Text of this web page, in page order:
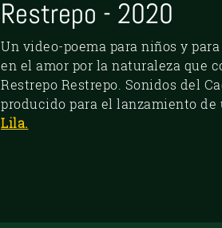
Restrepo - 2020
Un video-poema para niños y
en el amor por la naturaleza que
Restrepo Restrepo. Sonidos del
producido para el lanzamiento de
Lila.